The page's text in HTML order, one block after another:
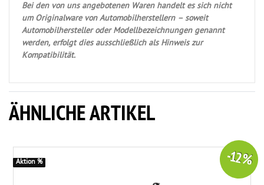
Bei den von uns angebotenen Waren handelt es sich nicht
um Originalware von Automobilherstellern – soweit
Automobilhersteller oder Modellbezeichnungen genannt
werden, erfolgt dies ausschließlich als Hinweis zur
Kompatibilität.
ÄHNLICHE ARTIKEL
-12 %
Aktion %